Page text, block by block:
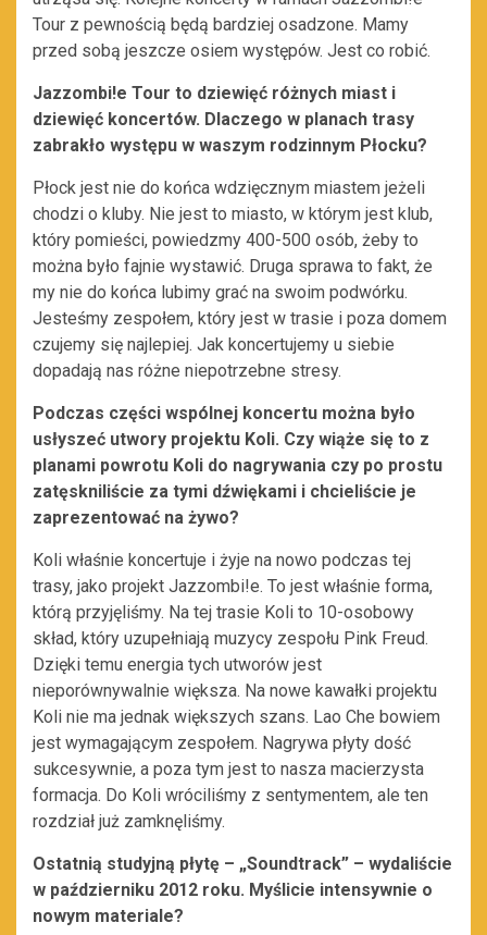
Tour z pewnością będą bardziej osadzone. Mamy
przed sobą jeszcze osiem występów. Jest co robić.
Jazzombi!e Tour to dziewięć różnych miast i
dziewięć koncertów. Dlaczego w planach trasy
zabrakło występu w waszym rodzinnym Płocku?
Płock jest nie do końca wdzięcznym miastem jeżeli
chodzi o kluby. Nie jest to miasto, w którym jest klub,
który pomieści, powiedzmy 400-500 osób, żeby to
można było fajnie wystawić. Druga sprawa to fakt, że
my nie do końca lubimy grać na swoim podwórku.
Jesteśmy zespołem, który jest w trasie i poza domem
czujemy się najlepiej. Jak koncertujemy u siebie
dopadają nas różne niepotrzebne stresy.
Podczas części wspólnej koncertu można było
usłyszeć utwory projektu Koli. Czy wiąże się to z
planami powrotu Koli do nagrywania czy po prostu
zatęskniliście za tymi dźwiękami i chcieliście je
zaprezentować na żywo?
Koli właśnie koncertuje i żyje na nowo podczas tej
trasy, jako projekt Jazzombi!e. To jest właśnie forma,
którą przyjęliśmy. Na tej trasie Koli to 10-osobowy
skład, który uzupełniają muzycy zespołu Pink Freud.
Dzięki temu energia tych utworów jest
nieporównywalnie większa. Na nowe kawałki projektu
Koli nie ma jednak większych szans. Lao Che bowiem
jest wymagającym zespołem. Nagrywa płyty dość
sukcesywnie, a poza tym jest to nasza macierzysta
formacja. Do Koli wróciliśmy z sentymentem, ale ten
rozdział już zamknęliśmy.
Ostatnią studyjną płytę – „Soundtrack” – wydaliście
w październiku 2012 roku. Myślicie intensywnie o
nowym materiale?